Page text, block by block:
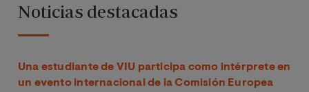
Noticias destacadas
Una estudiante de VIU participa como intérprete en
un evento internacional de la Comisión Europea